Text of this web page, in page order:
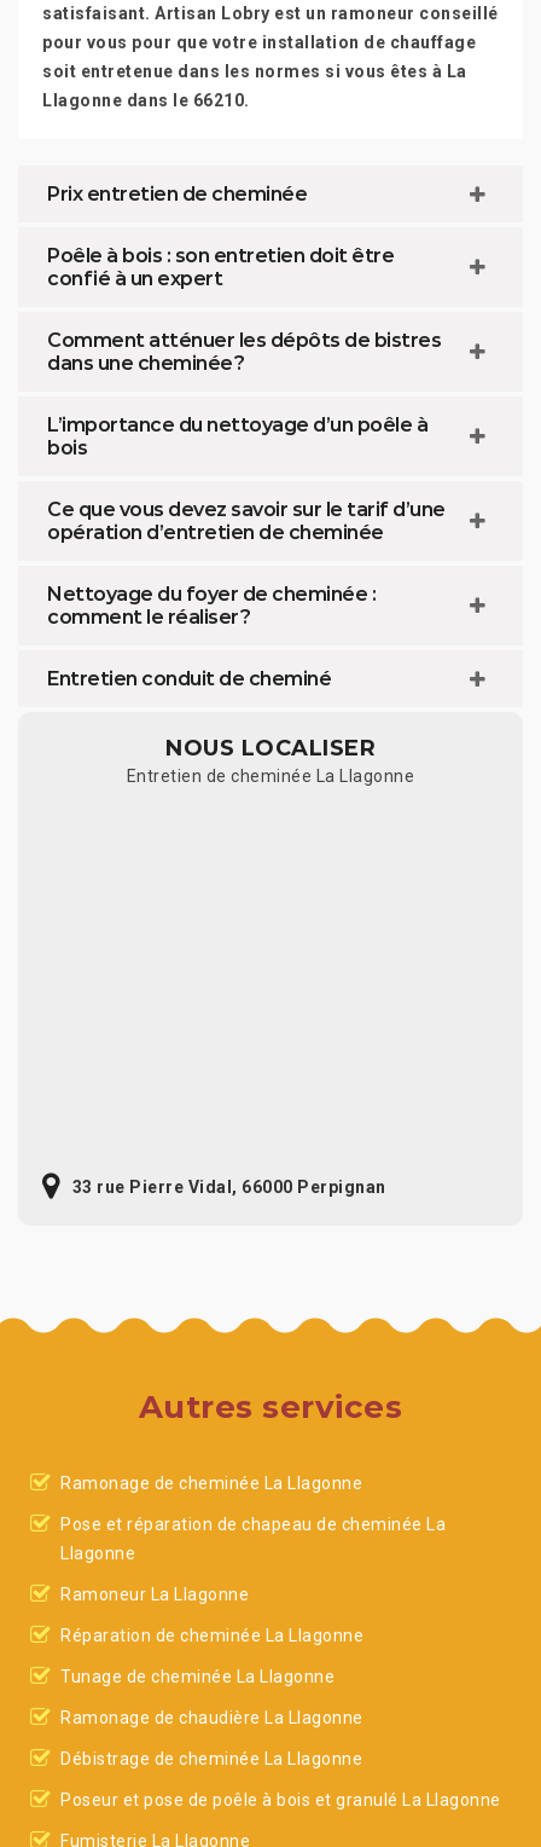
satisfaisant. Artisan Lobry est un ramoneur conseillé
pour vous pour que votre installation de chauffage
soit entretenue dans les normes si vous êtes à La
Llagonne dans le 66210.
Prix entretien de cheminée
Poêle à bois : son entretien doit être
confié à un expert
Comment atténuer les dépôts de bistres
dans une cheminée ?
L’importance du nettoyage d’un poêle à
bois
Ce que vous devez savoir sur le tarif d’une
opération d’entretien de cheminée
Nettoyage du foyer de cheminée :
comment le réaliser ?
Entretien conduit de cheminé
NOUS LOCALISER
Entretien de cheminée La Llagonne
33 rue Pierre Vidal, 66000 Perpignan
Autres services
Ramonage de cheminée La Llagonne
Pose et réparation de chapeau de cheminée La
Llagonne
Ramoneur La Llagonne
Réparation de cheminée La Llagonne
Tunage de cheminée La Llagonne
Ramonage de chaudière La Llagonne
Débistrage de cheminée La Llagonne
Poseur et pose de poêle à bois et granulé La Llagonne
Fumisterie La Llagonne